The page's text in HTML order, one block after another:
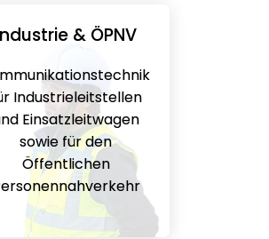
& ÖPNV
Industrieleitstellen
Einsatzleitwagen
sowie für den
Öffentlichen